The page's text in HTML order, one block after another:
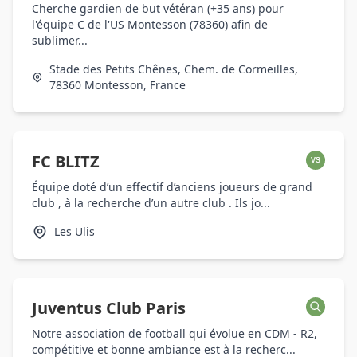
Cherche gardien de but vétéran (+35 ans) pour
l'équipe C de l'US Montesson (78360) afin de
sublimer...
Stade des Petits Chênes, Chem. de Cormeilles,
78360 Montesson, France
FC BLITZ VS
Équipe doté d’un effectif d’anciens joueurs de grand
club , à la recherche d’un autre club . Ils jo...
Les Ulis
Juventus Club Paris
Notre association de football qui évolue en CDM - R2,
compétitive et bonne ambiance est à la recherc...